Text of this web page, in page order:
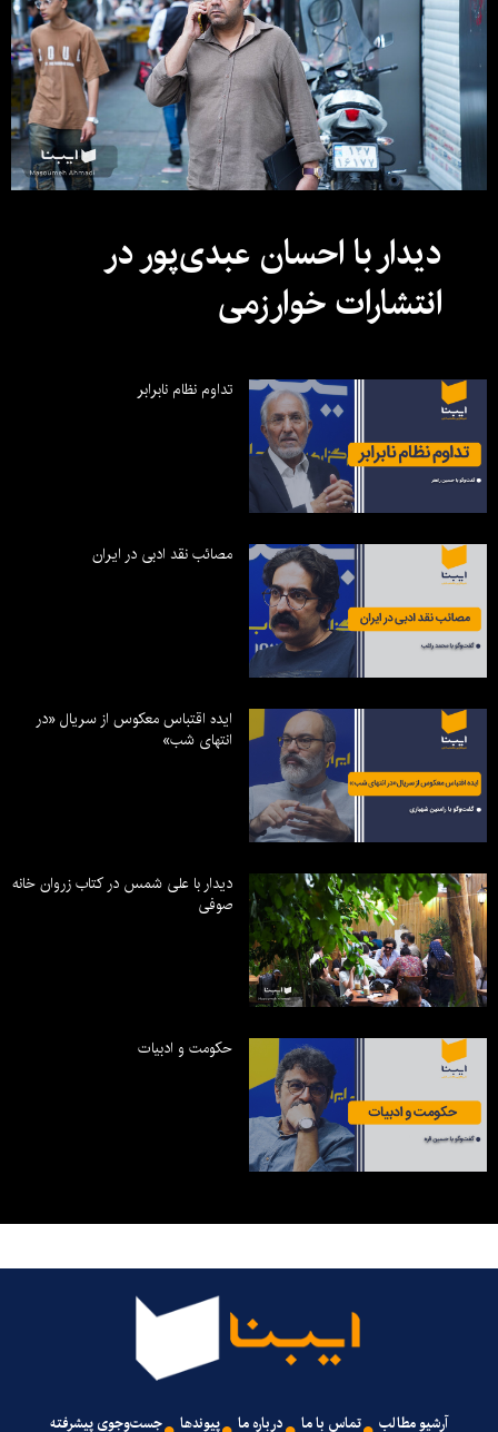
دیدار با احسان عبدی‌پور در
انتشارات خوارزمی
تداوم نظام نابرابر
مصائب نقد ادبی در ایران
ایده اقتباس معکوس از سریال «در
انتهای شب»
دیدار با علی شمس در کتاب زروان خانه
صوفی
حکومت و ادبیات
آرشیو مطالب تماس با ما درباره ما پیوندها جست‌وجوی پیشرفته